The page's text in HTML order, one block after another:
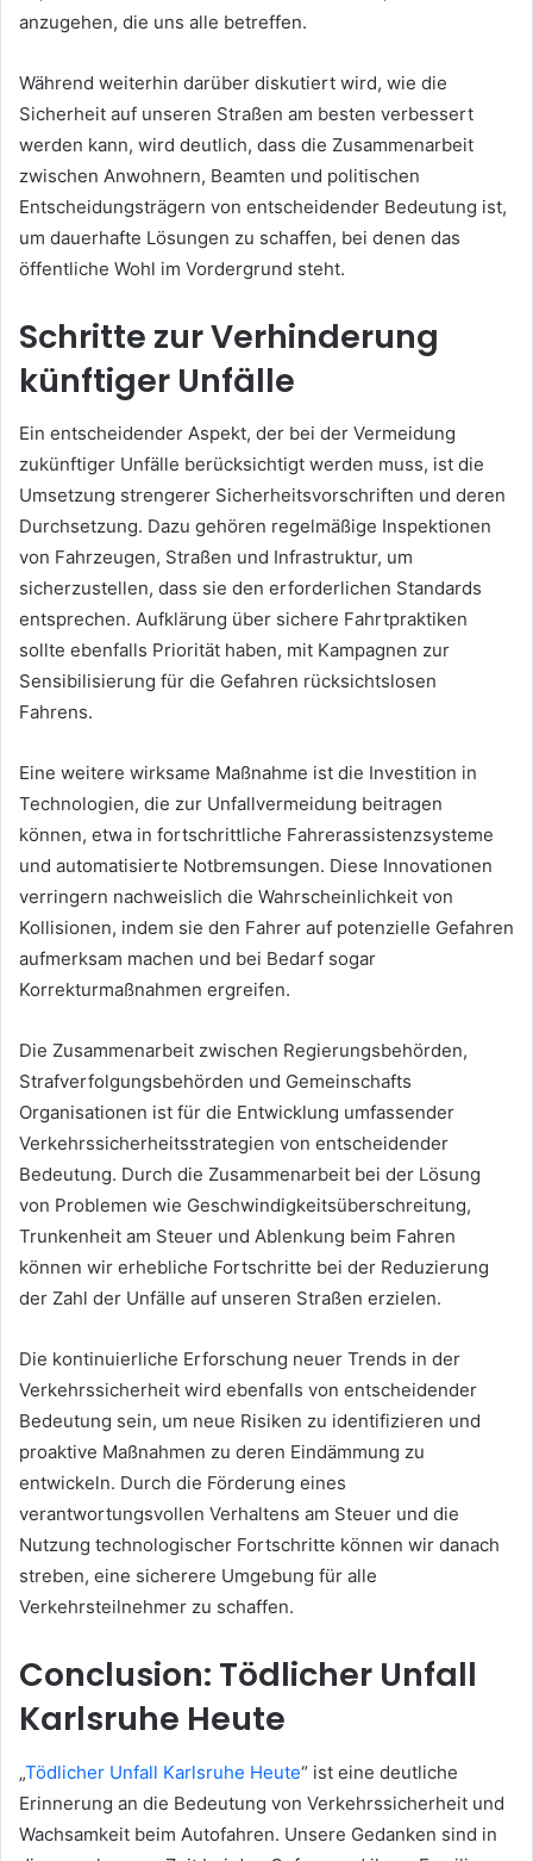
anzugehen, die uns alle betreffen.
Während weiterhin darüber diskutiert wird, wie die
Sicherheit auf unseren Straßen am besten verbessert
werden kann, wird deutlich, dass die Zusammenarbeit
zwischen Anwohnern, Beamten und politischen
Entscheidungsträgern von entscheidender Bedeutung ist,
um dauerhafte Lösungen zu schaffen, bei denen das
öffentliche Wohl im Vordergrund steht.
Schritte zur Verhinderung
künftiger Unfälle
Ein entscheidender Aspekt, der bei der Vermeidung
zukünftiger Unfälle berücksichtigt werden muss, ist die
Umsetzung strengerer Sicherheitsvorschriften und deren
Durchsetzung. Dazu gehören regelmäßige Inspektionen
von Fahrzeugen, Straßen und Infrastruktur, um
sicherzustellen, dass sie den erforderlichen Standards
entsprechen. Aufklärung über sichere Fahrtpraktiken
sollte ebenfalls Priorität haben, mit Kampagnen zur
Sensibilisierung für die Gefahren rücksichtslosen
Fahrens.
Eine weitere wirksame Maßnahme ist die Investition in
Technologien, die zur Unfallvermeidung beitragen
können, etwa in fortschrittliche Fahrerassistenzsysteme
und automatisierte Notbremsungen. Diese Innovationen
verringern nachweislich die Wahrscheinlichkeit von
Kollisionen, indem sie den Fahrer auf potenzielle Gefahren
aufmerksam machen und bei Bedarf sogar
Korrekturmaßnahmen ergreifen.
Die Zusammenarbeit zwischen Regierungsbehörden,
Strafverfolgungsbehörden und Gemeinschafts
Organisationen ist für die Entwicklung umfassender
Verkehrssicherheitsstrategien von entscheidender
Bedeutung. Durch die Zusammenarbeit bei der Lösung
von Problemen wie Geschwindigkeitsüberschreitung,
Trunkenheit am Steuer und Ablenkung beim Fahren
können wir erhebliche Fortschritte bei der Reduzierung
der Zahl der Unfälle auf unseren Straßen erzielen.
Die kontinuierliche Erforschung neuer Trends in der
Verkehrssicherheit wird ebenfalls von entscheidender
Bedeutung sein, um neue Risiken zu identifizieren und
proaktive Maßnahmen zu deren Eindämmung zu
entwickeln. Durch die Förderung eines
verantwortungsvollen Verhaltens am Steuer und die
Nutzung technologischer Fortschritte können wir danach
streben, eine sicherere Umgebung für alle
Verkehrsteilnehmer zu schaffen.
Conclusion: Tödlicher Unfall
Karlsruhe Heute
„Tödlicher Unfall Karlsruhe Heute“ ist eine deutliche
Erinnerung an die Bedeutung von Verkehrssicherheit und
Wachsamkeit beim Autofahren. Unsere Gedanken sind in